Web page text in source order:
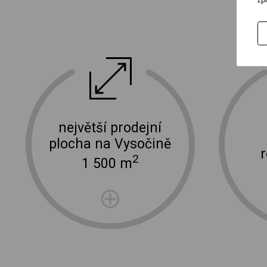
největší prodejní
plocha na Vysočině
1 500 m2
doprava a instalace elektro zařízení